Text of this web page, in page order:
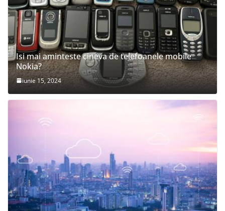
Isi mai aminteste cineva de telefoanele mobile
Nokia?
iunie 15, 2024